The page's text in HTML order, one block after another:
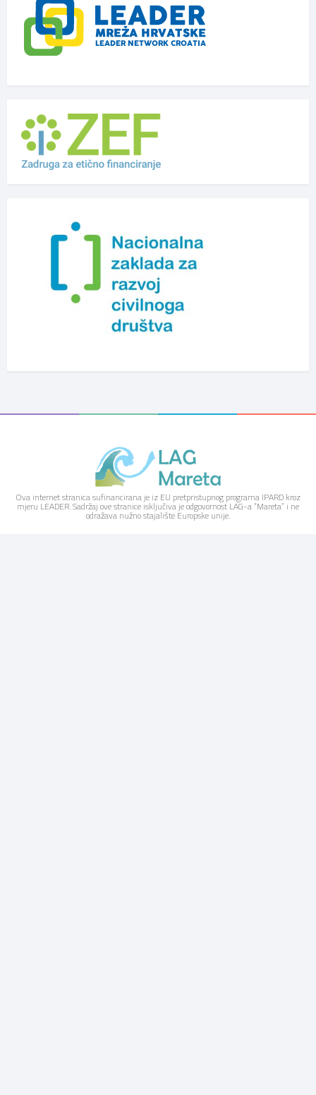
Ova internet stranica sufinancirana je iz EU pretpristupnog programa IPARD kroz
mjeru LEADER. Sadržaj ove stranice isključiva je odgovornost LAG-a “Mareta” i ne
odražava nužno stajalište Europske unije.